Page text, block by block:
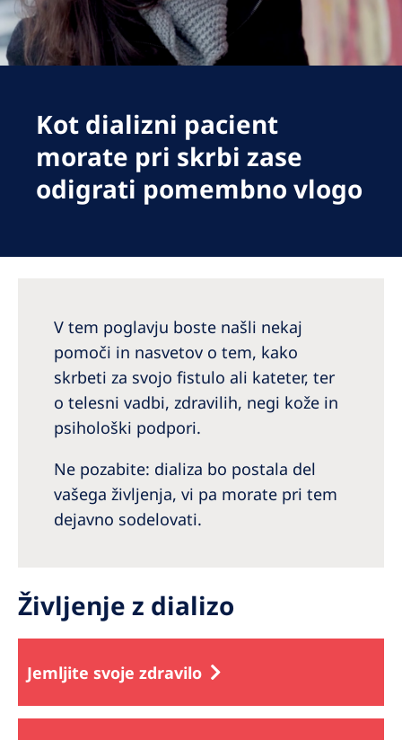
Romania
Russia
Slovakia
Slovenia
Spain
Switzerland
Asia Pacific
Asia Pacific
Australia
Philippines
North America
United States of America
Global Website
Kot dializni pacient
morate pri skrbi zase
odigrati pomembno vlogo
V tem poglavju boste našli nekaj
pomoči in nasvetov o tem, kako
skrbeti za svojo fistulo ali kateter, ter
o telesni vadbi, zdravilih, negi kože in
psihološki podpori.
Ne pozabite: dializa bo postala del
vašega življenja, vi pa morate pri tem
dejavno sodelovati.
Življenje z dializo
Jemljite svoje zdravilo